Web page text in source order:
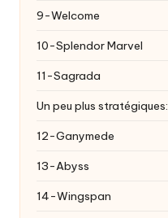
9-Welcome
10-Splendor Marvel
11-Sagrada
Un peu plus stratégiques:
12-Ganymede
13-Abyss
14-Wingspan